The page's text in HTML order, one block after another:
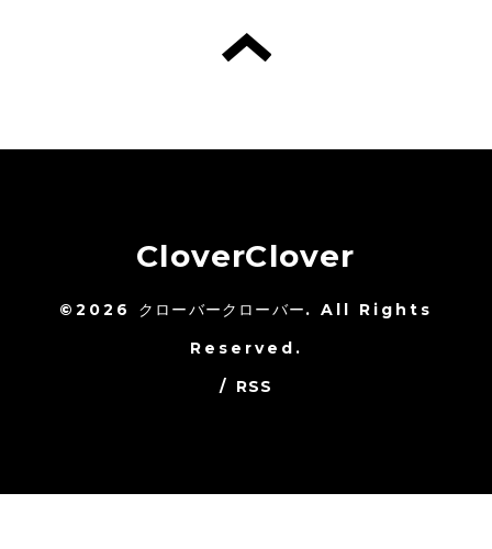
CloverClover
©2026 クローバークローバー. All Rights
Reserved.
/ RSS